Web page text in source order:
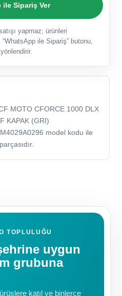
ile Sipariş Ver
yapmaz; ürünleri
ile Sipariş” butonu,
MOTO CFORCE 1000 DLX
KAPAK (GRI)
model kodu ile
TOPLULUĞU
uygun
grubuna
katıl ve binlerce